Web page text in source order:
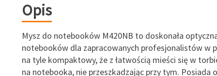
Opis
Mysz do notebooków M420NB to doskonała
notebooków dla zapracowanych profesjonalistów w
na tyle kompaktowy, że z łatwością mieści się w
na notebooka, nie przeszkadzając przy tym. Posiada